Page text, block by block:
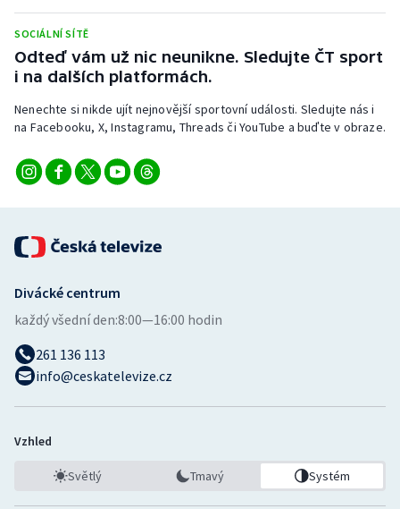
SOCIÁLNÍ SÍTĚ
Odteď vám už nic neunikne. Sledujte ČT sport
i na dalších platformách.
Nenechte si nikde ujít nejnovější sportovní události. Sledujte nás i
na Facebooku, X, Instagramu, Threads či YouTube a buďte v obraze.
Divácké centrum
každý všední den:8:00—16:00 hodin
261 136 113
info@ceskatelevize.cz
Vzhled
Světlý Tmavý Systém